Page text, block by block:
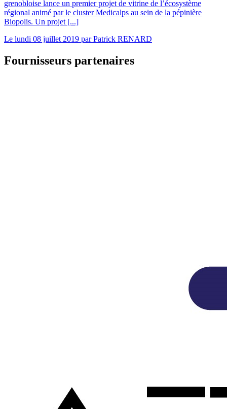
grenobloise lance un premier projet de vitrine de l’écosystème
régional animé par le cluster Medicalps au sein de la pépinière
Biopolis. Un projet [...]
Le lundi 08 juillet 2019 parPatrick RENARD
Fournisseurs partenaires